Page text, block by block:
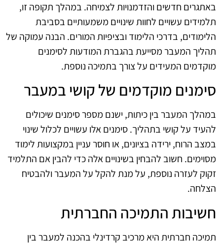
באתגרים חדשים והזדמנויות לצמיחה. במהלך תקופה זו,
תלמידים עשויים לחוות שינויים משמעותיים בסביבת
הלימודים, בדרכי הלימוד ובציפיות המורים. הבנה עמוקה של
תהליך המעבר מסייעת בהגברת המודעות לסימנים
מוקדמים המעידים על צורך בתמיכה נוספת.
סימנים מוקדמים של קושי במעבר
במהלך המעבר בין כיתות, ישנם מספר סימנים שיכולים
להעיד על קושי בתהליך. סימנים אלו עשויים לכלול שינוי
במצב הרוח, ירידה בציונים, או חוסר עניין במקצועות לימוד
מסוימים. חשוב להבחין בשינויים אלה כדי להבין אם התלמיד
זקוק לעזרה נוספת, על מנת להקל על המעבר ולהבטיח
הצלחה.
חשיבות התמיכה החברתית
תמיכה חברתית היא מרכיב קרדינלי בהכנה למעבר בין